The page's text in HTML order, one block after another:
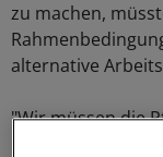
zu machen,
alternative
"Wir müssen die